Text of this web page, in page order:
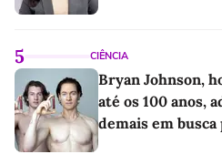
5 CIÊNCIA
Bryan Johnson,
até os 100 anos,
demais em